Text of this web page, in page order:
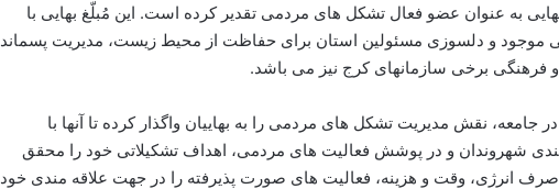
به عنوان عضو فعال تشکل­ های مردمی تقدیر کرده است. این مُبلّغ بهایی با
موجود و دلسوزی مسئولین استان برای حفاظت از محیط زیست، مدیریت پسماند
برخی سازمان­های کرج نیز می­ باشد.
جامعه، نقش مدیریت تشکل­ های مردمی را به بهاییان واگذار کرده تا آنها با
مندی شهروندان و در پوشش فعالیت­ های مردمی، اهداف تشکیلاتی خود را محقق
صرف انرژی، وقت و هزینه،‌ فعالیت های صورت پذیرفته را در جهت علاقه مندی خود